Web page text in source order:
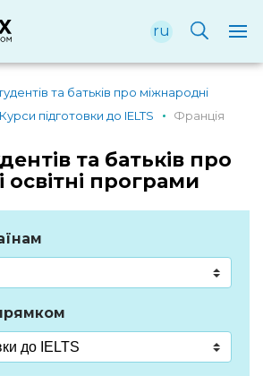
ru
та батьків про міжнародні
Курси підготовки до IELTS Франція
та батьків про
програми